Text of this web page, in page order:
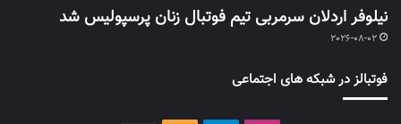
نیلوفر اردلان سرمربی تیم فوتبال زنان پرسپولیس شد
2026-08-02
فوتبالز در شبکه های اجتماعی